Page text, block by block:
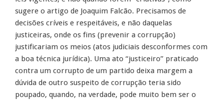
sugere o artigo de Joaquim Falcão. Precisamos de
decisões críveis e respeitáveis, e não daquelas
justiceiras, onde os fins (prevenir a corrupção)
justificariam os meios (atos judiciais desconformes com
a boa técnica jurídica). Uma ato “justiceiro” praticado
contra um corrupto de um partido deixa margem a
dúvida de outro suspeito de corrupção teria sido
poupado, quando, na verdade, pode muito bem ser o